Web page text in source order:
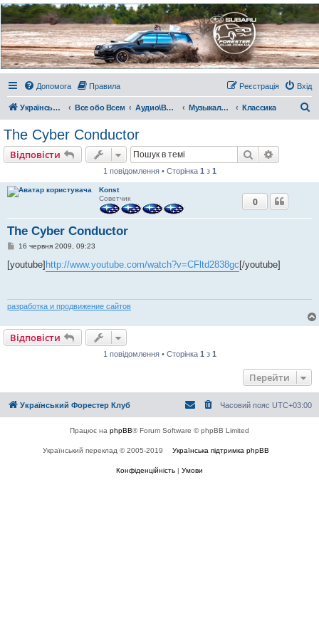
Украинский Форестер
Клуб
Всеукраинский клуб владельцев Subaru Forester. Клубные покатушки на природе и
еженедельные встречи, скидки от партнеров и просто много общения с друзьями.
Присоединяйтесь. Think. Feel. Drive.
Допомога
Правила Вхід
Реєстрація
Український Форестер Клуб Все обо Всем Аудио\Видео\РС Музыкальный киоскъ Класcика
The Cyber Conductor
Відповісти Пошук
1 повідомлення • Сторінка 1 з 1
Konst
Советчик
The Cyber Conductor
0
П
в
л
н
я
16 червня 2009, 09:23
[youtube] http://www.youtube.com/watch?v=CFltd2838gc [/youtube]
разработка и продвижение сайтов
Відповісти
1 повідомлення • Сторінка 1 з 1
Перейти
Український Форестер Клуб Часовий пояс UTC+03:00
Працює на phpBB® Forum Software © phpBB Limited
Український переклад © 2005-2019 Українська підтримка phpBB
Конфіденційність | Умови